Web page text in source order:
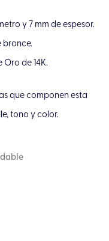
y 7 mm de espesor.
bronce.
de 14K.
que componen esta
tono y color.